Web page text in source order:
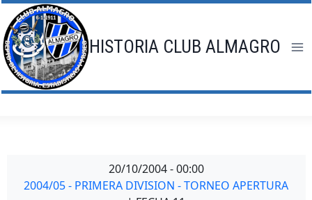
Saltar
al
contenido
HISTORIA CLUB ALMAGRO
20/10/2004 - 00:00
2004/05 - PRIMERA DIVISION - TORNEO APERTURA